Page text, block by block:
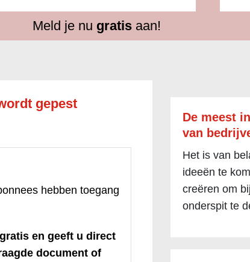
Meld je nu gratisaan!
gepest
hebben toegang
en geeft u direct
document of
De meest
van
Het is van
ideeën te
creëren om
onderspit te